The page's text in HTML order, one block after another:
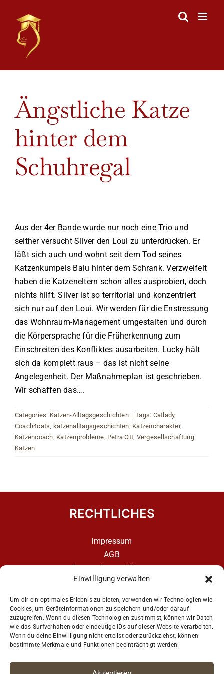
Einwilligung verwalten
Um dir ein optimales Erlebnis zu bieten, verwenden wir Technologien wie
Cookies, um Geräteinformationen zu speichern und/oder darauf
zuzugreifen. Wenn du diesen Technologien zustimmst, können wir Daten
wie das Surfverhalten oder eindeutige IDs auf dieser Website verarbeiten.
Wenn du deine Einwilligung nicht erteilst oder zurückziehst, können
bestimmte Merkmale und Funktionen beeinträchtigt werden.
content
Larger
Image
Ängstliche Katze
hinter dem
Schuhregal
Aus der 4er Bande wurde nur noch eine Trio und
seither versucht Silver den Loui zu unterdrücken. Er
läßt sich auch und wohnt seit dem Tod seines
Katzenkumpels Balu hinter dem Schrank. Verzweifelt
haben die Katzeneltern schon alles ausprobiert, doch
nichts hilft. Silver ist so territorial und konzentriert
sich nur auf den Loui. Wir werden für die Enstressung
das Wohnraum-Management umgestalten und durch
die Körpersprache für die Früherkennung zum
Einschreiten des Konfliktes ausarbeiten. Lucky hält
sich da komplett raus – das ist nicht seine
Angelegenheit. Der Maßnahmeplan ist geschrieben.
Wir schaffen das….
Categories: Katzen-Alltagsgeschichten | Tags: Catlady,
Coach4cats, katzenalltagsgeschichten, Katzencharakter,
Katzencoach, Katzenprobleme, Petra Ott, Vergesellschaftung
Katzen
RECHTLICHES
Impressum
AGB
Datenschutzerklärung
Datenschutzerklärung – aCATemy Katzentraining
App
Get Social